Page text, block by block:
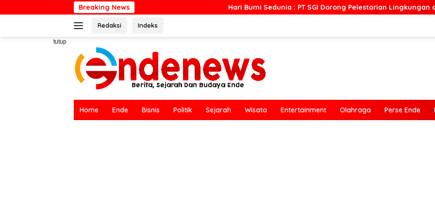
ke
Breaking News Hari Bumi Sedunia : PT SGI Dorong Pelestarian Lingkungan dan Pemberdayaan
Redaksi Indeks
tutup
Home Ende Bisnis Politik Sejarah Wisata Entertainment Olahraga Perse Ende